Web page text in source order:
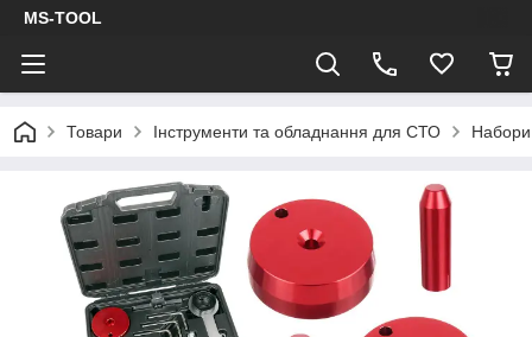
MS-TOOL
Товари Інструменти та обладнання для СТО Набори